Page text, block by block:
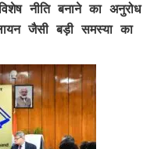
नीति बनाने का अनुरोध
जैसी बड़ी समस्या का